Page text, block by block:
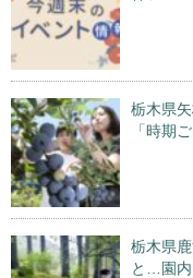
栃木県
「時期
栃木県
と…園内